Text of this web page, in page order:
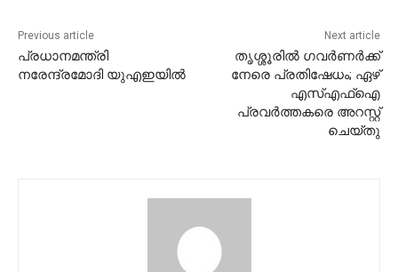
Previous article
പ്രധാനമന്ത്രി
നരേന്ദ്രമോദി യുഎഇയില്‍
Next article
തൃശ്ശൂരിൽ ഗവർണർക്ക്
നേരെ പ്രതിഷേധം; ഏഴ്
എസ്എഫ്ഐ
പ്രവർത്തകരെ അറസ്റ്റ്
ചെയ്തു